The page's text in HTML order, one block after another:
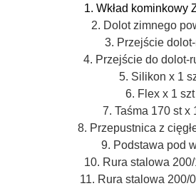
1. Wkład kominkowy
2. Dolot zimnego
3. Przejście
4. Przejście do dolot-
5. Silikon x 1
6. Flex x 1 szt
7. Taśma 170 st x
8. Przepustnica z
9. Podstawa pod
10. Rura stalowa
11. Rura stalowa 200/